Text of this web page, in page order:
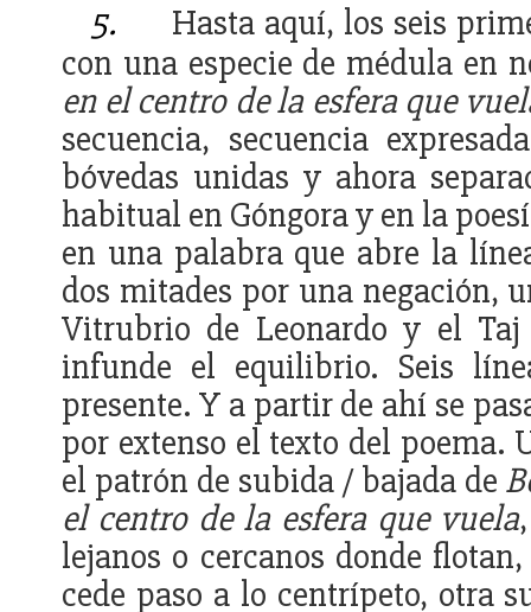
5.
Hasta aquí, los seis
con una especie de médula en
en el centro de la esfera que
secuencia, secuencia
bóvedas unidas y ahora
habitual en Góngora y en la
en una palabra que abre la
dos mitades por una negación,
Vitrubrio de Leonardo y el
infunde el equilibrio. Seis
presente. Y a partir de ahí se
por extenso el texto del poema.
el patrón de subida / bajada de
el centro de la esfera que vuela
lejanos o cercanos donde
cede paso a lo centrípeto, otra